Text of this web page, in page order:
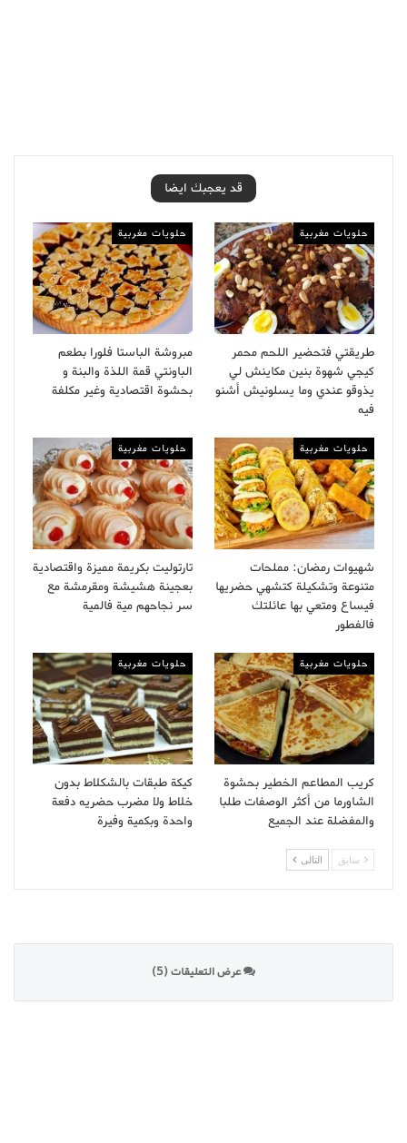
قد يعجبك ايضا
حلويات مغربية
طريقتي فتحضير اللحم محمر
كيجي شهوة بنين مكاينش لي
يذوقو عندي وما يسلونيش أشنو
فيه
حلويات مغربية
مبروشة الباستا فلورا بطعم
الباونتي قمة اللذة والبنة و
بحشوة اقتصادية وغير مكلفة
حلويات مغربية
شهيوات رمضان: مملحات
متنوعة وتشكيلة كتشهي حضريها
فيساع ومتعي بها عائلتك
فالفطور
حلويات مغربية
تارتوليت بكريمة مميزة واقتصادية
بعجينة هشيشة ومقرمشة مع
سر نجاحهم مية فالمية
حلويات مغربية
كريب المطاعم الخطير بحشوة
الشاورما من أكثر الوصفات طلبا
والمفضلة عند الجميع
حلويات مغربية
كيكة طبقات بالشكلاط بدون
خلاط ولا مضرب حضريه دفعة
واحدة وبكمية وفيرة
سابق التالى
عرض التعليقات (5)